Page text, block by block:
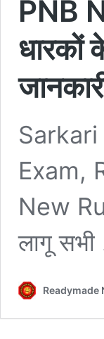
PNB
धारकों
Exam,
New
लागू
Readymade